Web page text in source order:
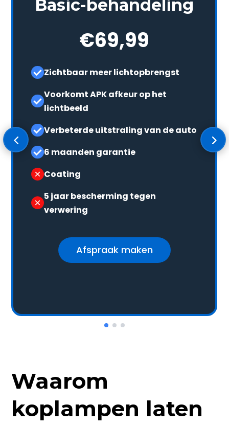
Basic-behandeling
€69,99
Zichtbaar meer lichtopbrengst
Voorkomt APK afkeur op het
lichtbeeld
Verbeterde uitstraling van de auto
6 maanden garantie
Coating
5 jaar bescherming tegen
verwering
Afspraak maken
Waarom
koplampen laten